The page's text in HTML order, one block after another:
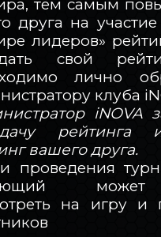
тем самым
друга на
лидеров»
свой
лично
клуба
iNOVA
рейтинга
вашего друга.
проведения
на игру и